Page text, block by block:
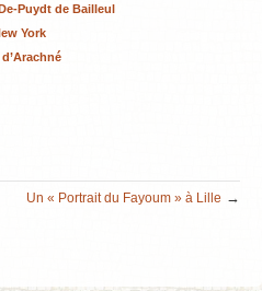
Puydt de Bailleul
York
Un « Portrait du Fayoum » à Lille →